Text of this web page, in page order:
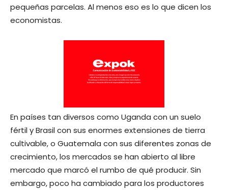
pequeñas parcelas. Al menos eso es lo que dicen los
economistas.
En países tan diversos como Uganda con un suelo
fértil y Brasil con sus enormes extensiones de tierra
cultivable, o Guatemala con sus diferentes zonas de
crecimiento, los mercados se han abierto al libre
mercado que marcó el rumbo de qué producir. Sin
embargo, poco ha cambiado para los productores